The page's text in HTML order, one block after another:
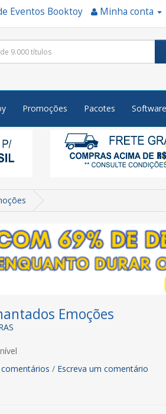
Eventos Booktoy Minha conta
Promoções Pacotes
Emoções
/ Escreva um comentário